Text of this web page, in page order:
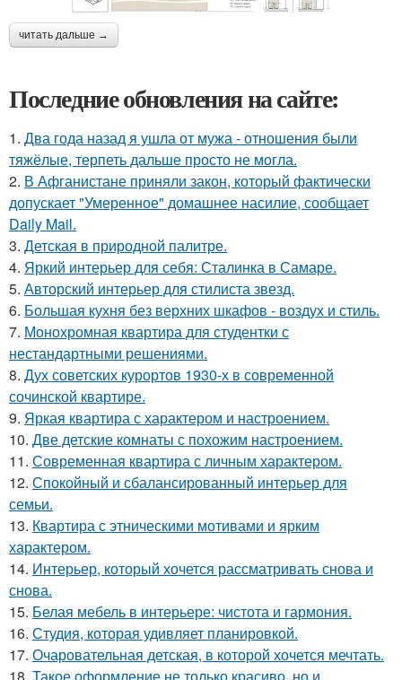
читать дальше →
Последние обновления на сайте:
1. Два года назад я ушла от мужа - отношения были
тяжёлые, терпеть дальше просто не могла.
2. В Афганистане приняли закон, который фактически
допускает "Умеренное" домашнее насилие, сообщает
Daily Mail.
3. Детская в природной палитре.
4. Яркий интерьер для себя: Сталинка в Самаре.
5. Авторский интерьер для стилиста звезд.
6. Большая кухня без верхних шкафов - воздух и стиль.
7. Монохромная квартира для студентки с
нестандартными решениями.
8. Дух советских курортов 1930-х в современной
сочинской квартире.
9. Яркая квартира с характером и настроением.
10. Две детские комнаты с похожим настроением.
11. Современная квартира с личным характером.
12. Спокойный и сбалансированный интерьер для
семьи.
13. Квартира с этническими мотивами и ярким
характером.
14. Интерьер, который хочется рассматривать снова и
снова.
15. Белая мебель в интерьере: чистота и гармония.
16. Студия, которая удивляет планировкой.
17. Очаровательная детская, в которой хочется мечтать.